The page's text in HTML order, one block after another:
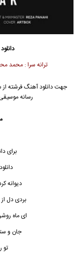
ترانه سرا : محمد
جهت دانلود آهنگ فرشته از
رسانه
برای
دیوانه
بردی دل
ای ماه
جان و
تو